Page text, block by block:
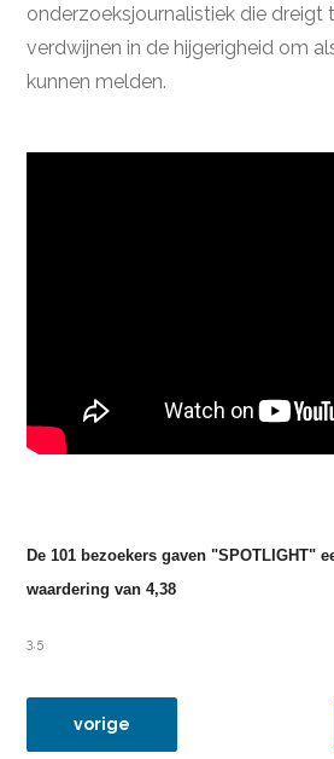
onderzoeksjournalistiek die dreigt
verdwijnen in de hijgerigheid om
kunnen melden.
De 101 bezoekers gaven "SPOTLIGHT"
waardering van 4,38
3,5
vorig artikel: 26apr16 louder
vorige